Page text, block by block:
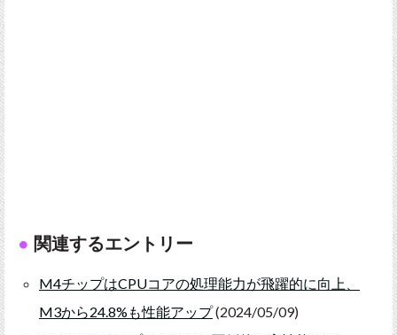
関連するエントリー
M4チップはCPUコアの処理能力が飛躍的に向上、
M3から24.8%も性能アップ(2024/05/09)